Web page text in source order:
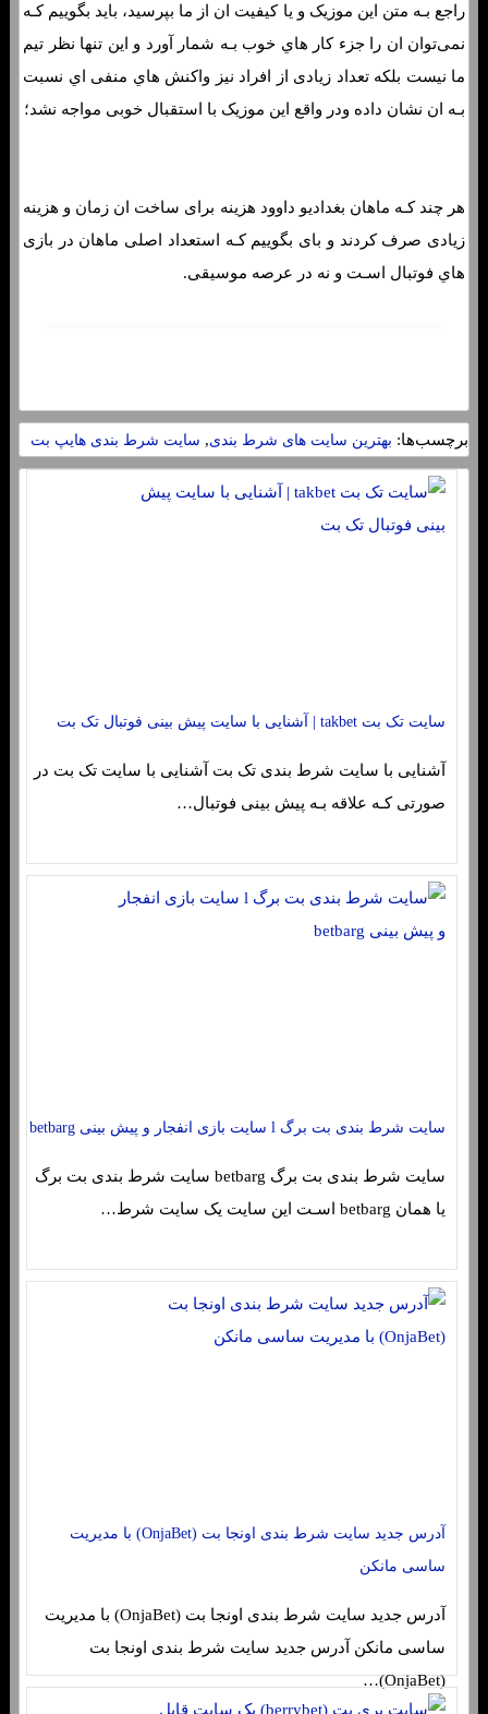
راجع بـه متن این موزیک و یا کیفیت ان از ما بپرسید، باید بگوییم کـه
نمی‌توان ان را جزء کار هاي‌ خوب بـه شمار آورد و این تنها نظر تیم
ما نیست بلکه تعداد زیادی از افراد نیز واکنش هاي‌ منفی اي نسبت
بـه ان نشان داده ودر واقع این موزیک با استقبال خوبی مواجه نشد؛
هر چند کـه ماهان بغدادیو داوود هزینه برای ساخت ان زمان و هزینه
زیادی صرف کردند و بای بگوییم کـه استعداد اصلی ماهان در بازی
هاي‌ فوتبال اسـت و نه در عرصه موسیقی.
برچسب‌ها: بهترین سایت های شرط بندی, سایت شرط بندی هایپ بت
سایت تک بت takbet | آشنایی با سایت پیش بینی فوتبال تک بت
آشنایی با سایت شرط بندی تک بت آشنایی با سایت تک بت در
صورتی کـه علاقه بـه پیش بینی فوتبال…
سایت شرط بندی بت برگ l سایت بازی انفجار و پیش بینی betbarg
سایت شرط بندی بت برگ betbarg سایت شرط بندی بت برگ
یا همان betbarg اسـت این سایت یک سایت شرط…
آدرس جدید سایت شرط بندی اونجا بت (OnjaBet) با مدیریت
ساسی مانکن
آدرس جدید سایت شرط بندی اونجا بت (OnjaBet) با مدیریت
ساسی مانکن آدرس جدید سایت شرط بندی اونجا بت
(OnjaBet)…